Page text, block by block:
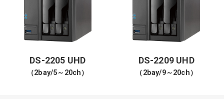
DS-2205 UHD
（2bay/5～20ch）
DS-2209 UHD
（2bay/9～20ch）